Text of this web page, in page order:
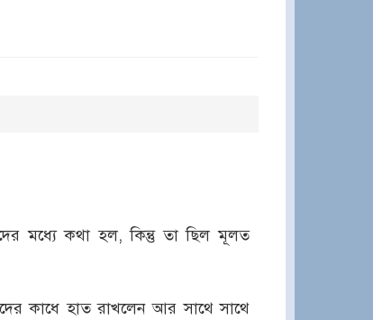
মধ্যে কথা হল, কিন্তু তা ছিল মূলত
কাধে হাত রাখলেন আর সাথে সাথে